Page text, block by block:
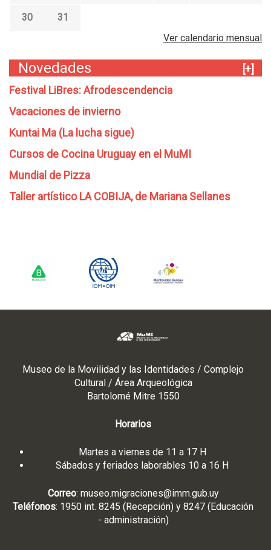
30
31
Ver calendario mensual
Novedades
[+]
Festival LiBres: Afrodescendencia
Vacaciones de invierno
Kuntai Ma (La lucha sigue)
Cursos de Cocina Uruguay en el MuMI
Mundial de Pizza
Taller artístico LA COBIJA, de Mariana Sellanes
Museo de la Movilidad y las Identidades / Complejo
Cultural / Área Arqueológica
Bartolomé Mitre 1550
Horarios
Martes a viernes de 11 a 17 H
Sábados y feriados laborables 10 a 16 H
Correo: museo.migraciones@imm.gub.uy
Teléfonos: 1950 int. 8245 (Recepción) y 8247 (Educación
- administración)